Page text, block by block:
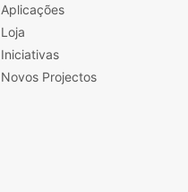
Aplicações
Loja
Iniciativas
Novos Projectos